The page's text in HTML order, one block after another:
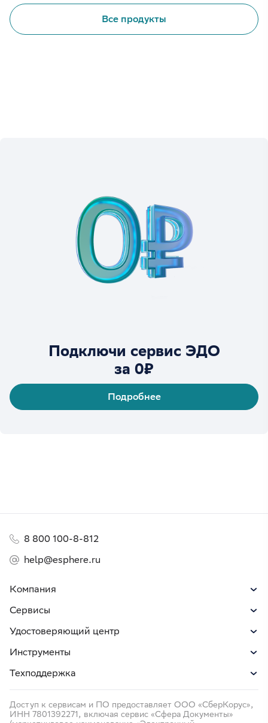
Подключи сервис ЭДО
за 0₽
Подробнее
Все продукты
Компания
Сервисы
Удостоверяющий центр
Инструменты
Техподдержка
8 800 100-8-812
help@esphere.ru
Доступ к сервисам и ПО предоставляет ООО «СберКорус»,
ИНН 7801392271, включая сервис «Сфера Документы»